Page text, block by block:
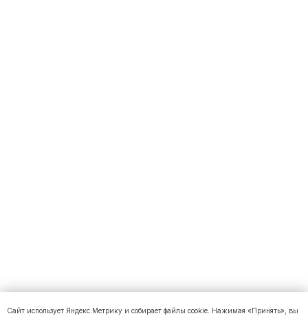
Сайт использует Яндекс.Метрику и собирает файлы cookie. Нажимая «Принять», вы